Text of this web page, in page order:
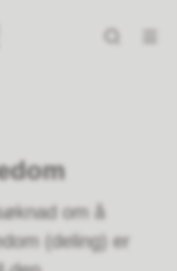
om å
(deling) er